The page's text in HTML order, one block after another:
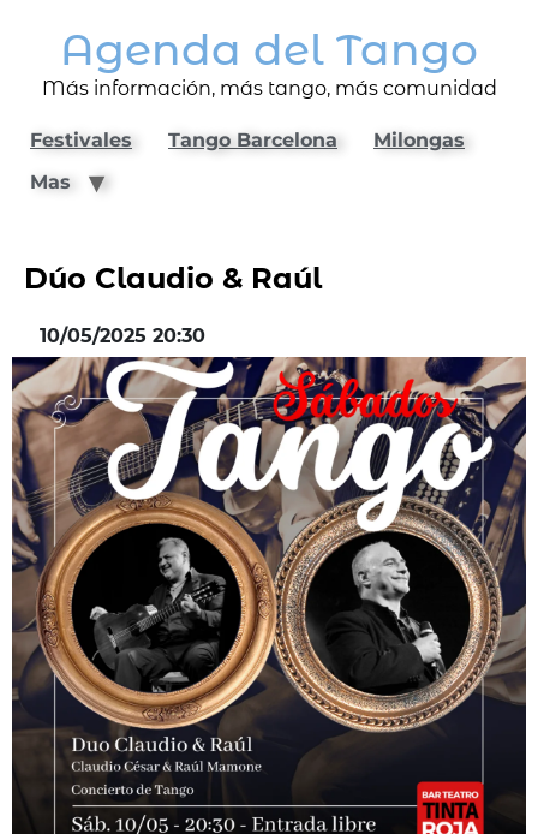
Agenda del Tango
Más información, más tango, más comunidad
Festivales Tango Barcelona
Milongas
Mas
Dúo Claudio & Raúl
10/05/2025 20:30